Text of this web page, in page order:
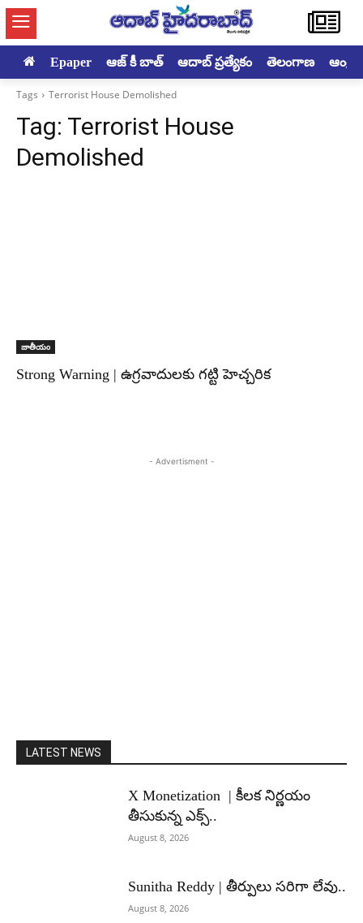
Epaper ఆజ్ కీ బాత్ ఆదాబ్ ప్రత్యేకం తెలంగాణ
Tags Terrorist House Demolished
Tag: Terrorist House
Demolished
జాతీయం
Strong Warning | ఉగ్రవాదులకు గట్టి హెచ్చరిక
- Advertisment -
LATEST NEWS
X Monetization | కీలక నిర్ణయం
తీసుకున్న ఎక్స్..
August 8, 2026
Sunitha Reddy | తీర్పులు సరిగా లేవు..
August 8, 2026